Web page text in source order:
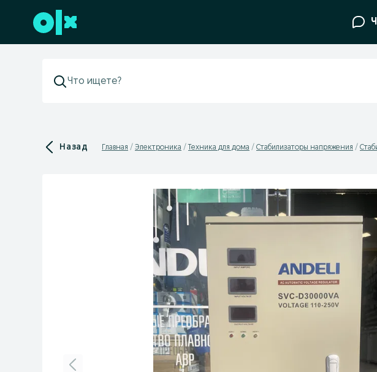
Перейти к нижнему колонтитулу
Назад Главная Электроника Техника для дома Стабилизаторы напряжения